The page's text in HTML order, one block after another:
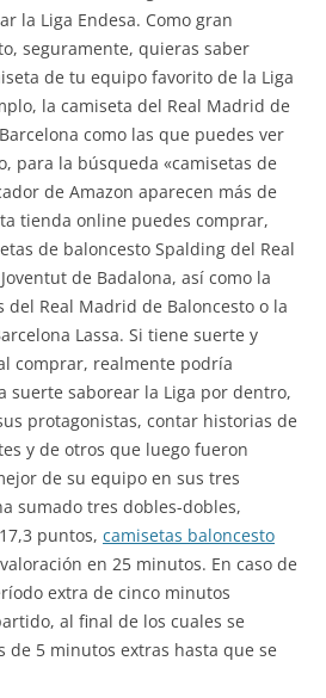
la Liga Endesa. Como gran
seguramente, quieras saber
de tu equipo favorito de la Liga
la camiseta del Real Madrid de
como las que puedes ver
para la búsqueda «camisetas de
de Amazon aparecen más de
tienda online puedes comprar,
de baloncesto Spalding del Real
de Badalona, así como la
del Real Madrid de Baloncesto o la
Lassa. Si tiene suerte y
comprar, realmente podría
suerte saborear la Liga por dentro,
protagonistas, contar historias de
y de otros que luego fueron
de su equipo en sus tres
sumado tres dobles-dobles,
puntos, camisetas baloncesto
en 25 minutos. En caso de
extra de cinco minutos
al final de los cuales se
de 5 minutos extras hasta que se